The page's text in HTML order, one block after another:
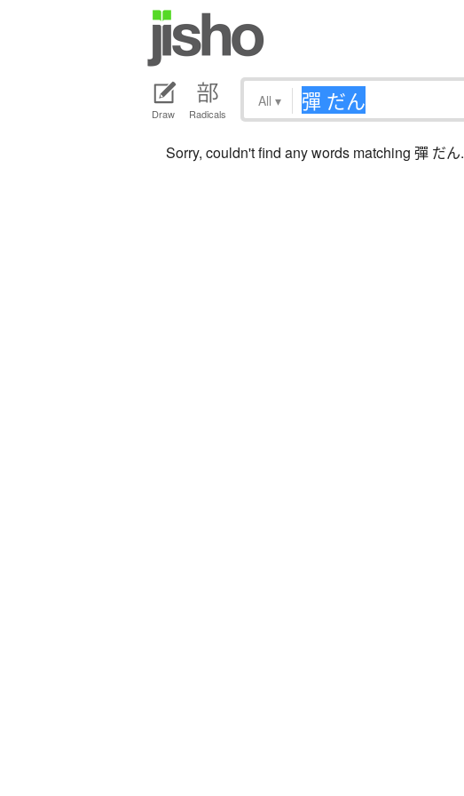
Draw Radicals
All ▾
Sorry, couldn't find any words matching 彈 だん.